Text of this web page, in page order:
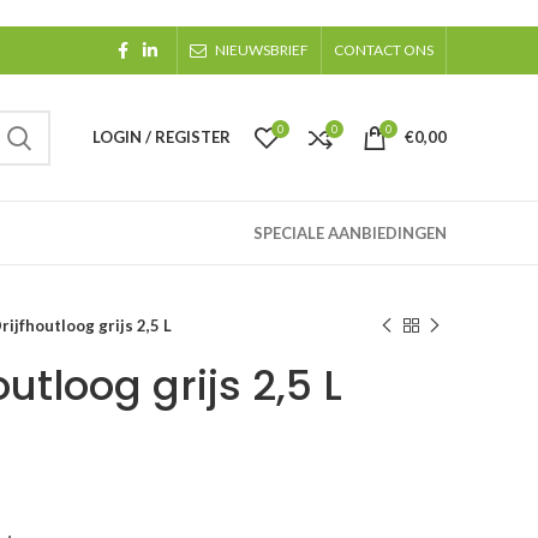
NIEUWSBRIEF CONTACT ONS
LOGIN / REGISTER 0 0 0 €0,00
SPECIALE AANBIEDINGEN
grijs 2,5 L
grijs 2,5 L